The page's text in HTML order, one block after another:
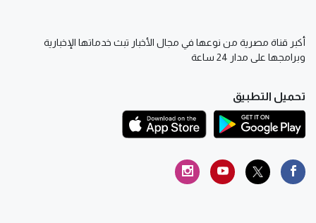
أكبر قناة مصرية من نوعها في مجال الأخبار تبث خدماتها الإخبارية
وبرامجها على مدار 24 ساعة
تحميل التطبيق